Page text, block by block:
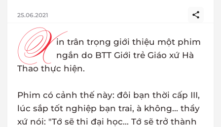
25.06.2021
X in trân trọng giới thiệu một phim
ngắn do BTT Giới trẻ Giáo xứ Hà
Thao thực hiện.
Phim có cảnh thế này: đôi bạn thời cấp III,
lúc sắp tốt nghiệp bạn trai, à không... thầy
xứ nói: "Tớ sẽ thi đại học... Tớ sẽ trở thành